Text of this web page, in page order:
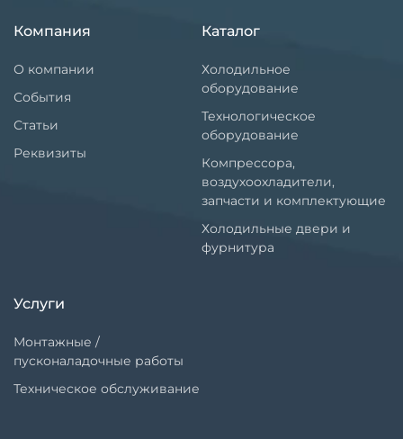
Компания
О компании
События
Статьи
Реквизиты
Каталог
Холодильное
оборудование
Технологическое
оборудование
Компрессора,
воздухоохладители,
запчасти и комплектующие
Холодильные двери и
фурнитура
Услуги
Монтажные /
пусконаладочные работы
Техническое обслуживание